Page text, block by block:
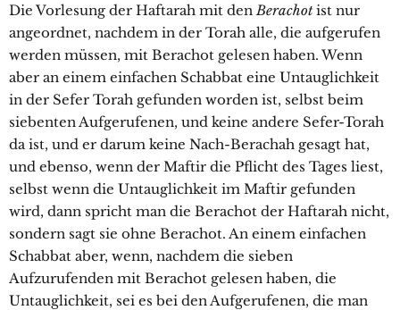
Die Vorlesung der Haftarah mit den Berachotist nur
angeordnet, nachdem in der Torah alle, die aufgerufen
werden müssen, mit Berachot gelesen haben. Wenn
aber an einem einfachen Schabbat eine Untauglichkeit
in der Sefer Torah gefunden worden ist, selbst beim
siebenten Aufgerufenen, und keine andere Sefer-Torah
da ist, und er darum keine Nach-Berachah gesagt hat,
und ebenso, wenn der Maftir die Pflicht des Tages liest,
selbst wenn die Untauglichkeit im Maftir gefunden
wird, dann spricht man die Berachot der Haftarah nicht,
sondern sagt sie ohne Berachot. An einem einfachen
Schabbat aber, wenn, nachdem die sieben
Aufzurufenden mit Berachot gelesen haben, die
Untauglichkeit, sei es bei den Aufgerufenen, die man